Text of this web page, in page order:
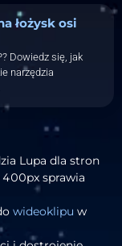
łożysk osi
Dowiedz się, jak
narzędzia
Lupa dla stron
sprawia
wideoklipu w